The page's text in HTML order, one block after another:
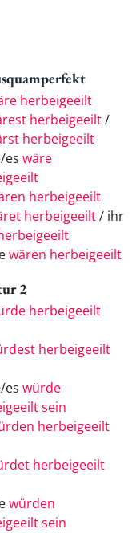
herbeigeeilt
herbeigeeilt/
herbeigeeilt
es wäre
herbeigeeilt
herbeigeeilt/ ihr
wären herbeigeeilt
2
herbeigeeilt
herbeigeeilt
es würde
sein
herbeigeeilt
herbeigeeilt
würden
sein